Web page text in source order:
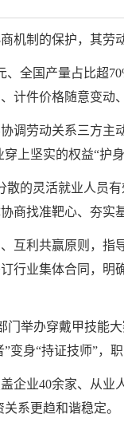
机制的保护，其劳
全国产量占比超
计件价格随意变动
调劳动关系三方
上坚实的权益“护身
散的灵活就业人员
商找准靶心、夯实
互利共赢原则，
行业集体合同，
举办穿戴甲技能
身“持证技师”，
企业40余家、从
系更趋和谐稳定。